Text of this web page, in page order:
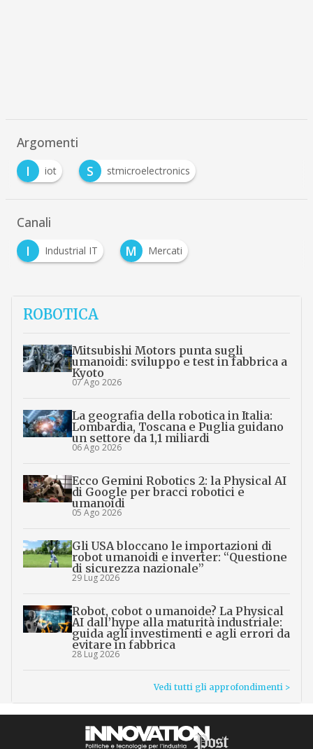
Argomenti
I
iot S stmicroelectronics
Canali
I
Industrial IT M Mercati
ROBOTICA
Mitsubishi Motors punta sugli
umanoidi: sviluppo e test in fabbrica a
Kyoto
07 Ago 2026
La geografia della robotica in Italia:
Lombardia, Toscana e Puglia guidano
un settore da 1,1 miliardi
06 Ago 2026
Ecco Gemini Robotics 2: la Physical AI
di Google per bracci robotici e
umanoidi
05 Ago 2026
Gli USA bloccano le importazioni di
robot umanoidi e inverter: “Questione
di sicurezza nazionale”
29 Lug 2026
Robot, cobot o umanoide? La Physical
AI dall’hype alla maturità industriale:
guida agli investimenti e agli errori da
evitare in fabbrica
28 Lug 2026
Vedi tutti gli approfondimenti >